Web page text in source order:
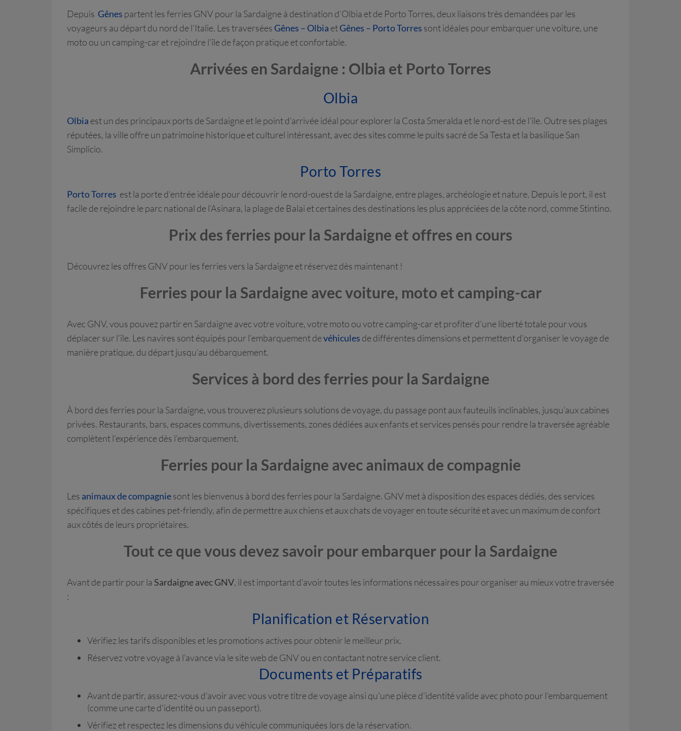
Depuis Gênes partent les ferries GNV pour la Sardaigne à destination d’Olbia et de Porto Torres, deux liaisons très demandées par les
voyageurs au départ du nord de l’Italie. Les traversées Gênes – Olbia etGênes – Porto Torres sont idéales pour embarquer une voiture, une
moto ou un camping-car et rejoindre l’île de façon pratique et confortable.
Arrivées en Sardaigne : Olbia et Porto Torres
Olbia
Olbia est un des principaux ports de Sardaigne et le point d’arrivée idéal pour explorer la Costa Smeralda et le nord-est de l’île. Outre ses plages
réputées, la ville offre un patrimoine historique et culturel intéressant, avec des sites comme le puits sacré de Sa Testa et la basilique San
Simplicio.
Porto Torres
Porto Torres est la porte d’entrée idéale pour découvrir le nord-ouest de la Sardaigne, entre plages, archéologie et nature. Depuis le port, il est
facile de rejoindre le parc national de l’Asinara, la plage de Balai et certaines des destinations les plus appréciées de la côte nord, comme Stintino.
Prix des ferries pour la Sardaigne et offres en cours
Découvrez les offres GNV pour les ferries vers la Sardaigne et réservez dès maintenant !
Ferries pour la Sardaigne avec voiture, moto et camping-car
Avec GNV, vous pouvez partir en Sardaigne avec votre voiture, votre moto ou votre camping-car et profiter d’une liberté totale pour vous
déplacer sur l’île. Les navires sont équipés pour l’embarquement devéhicules de différentes dimensions et permettent d’organiser le voyage de
manière pratique, du départ jusqu’au débarquement.
Services à bord des ferries pour la Sardaigne
À bord des ferries pour la Sardaigne, vous trouverez plusieurs solutions de voyage, du passage pont aux fauteuils inclinables, jusqu’aux cabines
privées. Restaurants, bars, espaces communs, divertissements, zones dédiées aux enfants et services pensés pour rendre la traversée agréable
complètent l’expérience dès l’embarquement.
Ferries pour la Sardaigne avec animaux de compagnie
Les animaux de compagniesont les bienvenus à bord des ferries pour la Sardaigne. GNV met à disposition des espaces dédiés, des services
spécifiques et des cabines pet-friendly, afin de permettre aux chiens et aux chats de voyager en toute sécurité et avec un maximum de confort
aux côtés de leurs propriétaires.
Tout ce que vous devez savoir pour embarquer pour la Sardaigne
Avant de partir pour la Sardaigne avec GNV, il est important d'avoir toutes les informations nécessaires pour organiser au mieux votre traversée
:
Planification et Réservation
Vérifiez les tarifs disponibles et les promotions actives pour obtenir le meilleur prix.
Réservez votre voyage à l'avance via le site web de GNV ou en contactant notre service client.
Documents et Préparatifs
Avant de partir, assurez-vous d'avoir avec vous votre titre de voyage ainsi qu'une pièce d'identité valide avec photo pour l'embarquement
(comme une carte d'identité ou un passeport).
Vérifiez et respectez les dimensions du véhicule communiquées lors de la réservation.